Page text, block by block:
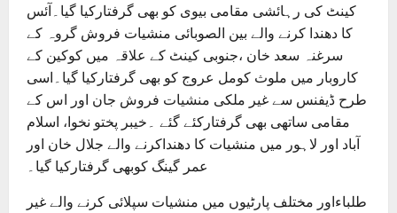
کینٹ کی رہائشی مقامی بیوی کو بھی گرفتارکیا گیا۔آئس
کا دھندا کرنے والے بین الصوبائی منشیات فروش گروہ کے
سرغنہ سعد خان ،جنوبی کینٹ کے علاقہ میں کوکین کے
کاروبار میں ملوث کومل عروج کو بھی گرفتارکیا گیا۔اسی
طرح ڈیفنس سے غیر ملکی منشیات فروش جان اور اس کے
مقامی ساتھی بھی گرفتارکئے گئے ۔خیبر پختو نخوا، اسلام
آباد اور لاہور میں منشیات کا دھنداکرنے والے جلال خان اور
عمر گینگ کوبھی گرفتارکیا گیا۔
طلباءاور مختلف پارٹیوں میں منشیات سپلائی کرنے والے غیر